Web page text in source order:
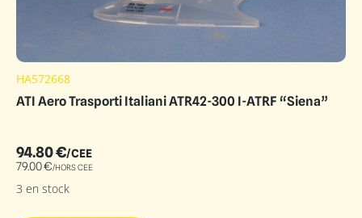
HA572668
ATI Aero Trasporti Italiani ATR42-300 I-ATRF “Siena”
94.80€/CEE
79.00€/HORS CEE
3 en stock